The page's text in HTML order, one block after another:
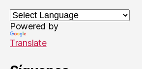
a
n
a
t
r
-
V
ic
e
t
Powered by
Translate